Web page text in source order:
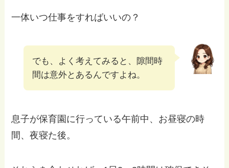
一体いつ仕事をすればいいの？
でも、よく考えてみると、隙間時
間は意外とあるんですよね。
息子が保育園に行っている午前中、お昼寝の時
間、夜寝た後。